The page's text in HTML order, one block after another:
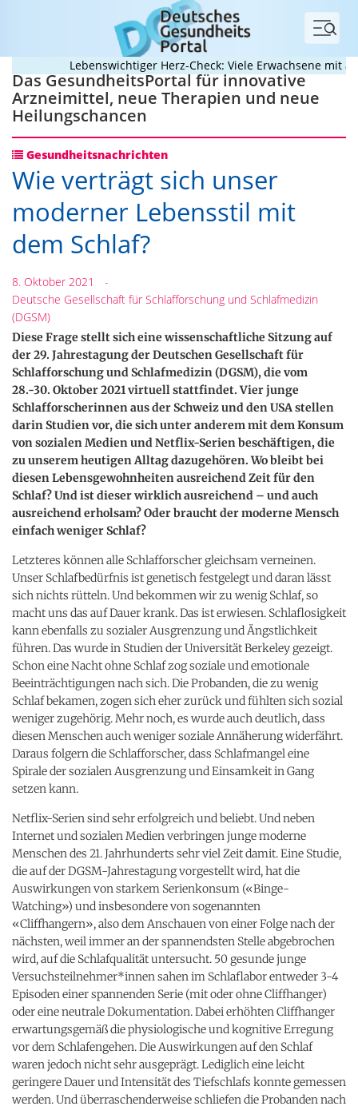
Menü
Lebenswichtiger Herz-Check: Viele Erwachsene mit
Das GesundheitsPortal für innovative
Arzneimittel, neue Therapien und neue
Heilungschancen
Gesundheitsnachrichten
Wie verträgt sich unser
moderner Lebensstil mit
dem Schlaf?
8. Oktober 2021
-
Deutsche Gesellschaft für Schlafforschung und Schlafmedizin
(DGSM)
Diese Frage stellt sich eine wissenschaftliche Sitzung auf
der 29. Jahrestagung der Deutschen Gesellschaft für
Schlafforschung und Schlafmedizin (DGSM), die vom
28.-30. Oktober 2021 virtuell stattfindet. Vier junge
Schlafforscherinnen aus der Schweiz und den USA stellen
darin Studien vor, die sich unter anderem mit dem Konsum
von sozialen Medien und Netflix-Serien beschäftigen, die
zu unserem heutigen Alltag dazugehören. Wo bleibt bei
diesen Lebensgewohnheiten ausreichend Zeit für den
Schlaf? Und ist dieser wirklich ausreichend – und auch
ausreichend erholsam? Oder braucht der moderne Mensch
einfach weniger Schlaf?
Letzteres können alle Schlafforscher gleichsam verneinen.
Unser Schlafbedürfnis ist genetisch festgelegt und daran lässt
sich nichts rütteln. Und bekommen wir zu wenig Schlaf, so
macht uns das auf Dauer krank. Das ist erwiesen. Schlaflosigkeit
kann ebenfalls zu sozialer Ausgrenzung und Ängstlichkeit
führen. Das wurde in Studien der Universität Berkeley gezeigt.
Schon eine Nacht ohne Schlaf zog soziale und emotionale
Beeinträchtigungen nach sich. Die Probanden, die zu wenig
Schlaf bekamen, zogen sich eher zurück und fühlten sich sozial
weniger zugehörig. Mehr noch, es wurde auch deutlich, dass
diesen Menschen auch weniger soziale Annäherung widerfährt.
Daraus folgern die Schlafforscher, dass Schlafmangel eine
Spirale der sozialen Ausgrenzung und Einsamkeit in Gang
setzen kann.
Netflix-Serien sind sehr erfolgreich und beliebt. Und neben
Internet und sozialen Medien verbringen junge moderne
Menschen des 21. Jahrhunderts sehr viel Zeit damit. Eine Studie,
die auf der DGSM-Jahrestagung vorgestellt wird, hat die
Auswirkungen von starkem Serienkonsum («Binge-
Watching») und insbesondere von sogenannten
«Cliffhangern», also dem Anschauen von einer Folge nach der
nächsten, weil immer an der spannendsten Stelle abgebrochen
wird, auf die Schlafqualität untersucht. 50 gesunde junge
Versuchsteilnehmer*innen sahen im Schlaflabor entweder 3-4
Episoden einer spannenden Serie (mit oder ohne Cliffhanger)
oder eine neutrale Dokumentation. Dabei erhöhten Cliffhanger
erwartungsgemäß die physiologische und kognitive Erregung
vor dem Schlafengehen. Die Auswirkungen auf den Schlaf
waren jedoch nicht sehr ausgeprägt. Lediglich eine leicht
geringere Dauer und Intensität des Tiefschlafs konnte gemessen
werden. Und überraschenderweise schliefen die Probanden nach